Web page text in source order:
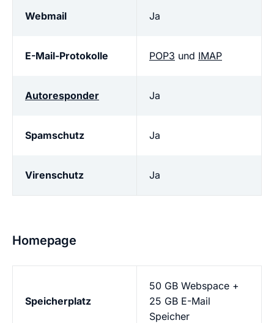
Webmail Ja
E-Mail-Protokolle POP3 und IMAP
Autoresponder Ja
Spamschutz Ja
Virenschutz Ja
Homepage
Speicherplatz
50 GB Webspace +
25 GB E-Mail
Speicher